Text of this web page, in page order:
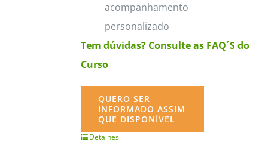
acompanhamento
personalizado
Tem dúvidas? Consulte as FAQ´S do
Curso
QUERO SER
INFORMADO ASSIM
QUE DISPONÍVEL
Detalhes